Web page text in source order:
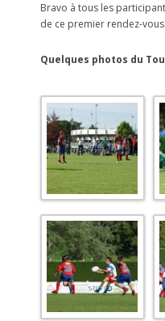
Bravo à tous les
de ce premier rendez-
Quelques photos du